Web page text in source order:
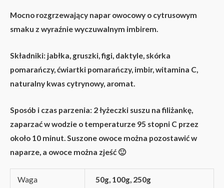
Mocno rozgrzewający napar owocowy o cytrusowym
smaku z wyraźnie wyczuwalnym imbirem.
Składniki: jabłka, gruszki, figi, daktyle, skórka
pomarańczy, ćwiartki pomarańczy, imbir, witamina C,
naturalny kwas cytrynowy, aromat.
Sposób i czas parzenia: 2 łyżeczki suszu na filiżankę,
zaparzać w wodzie o temperaturze 95 stopni C przez
około 10 minut. Suszone owoce można pozostawić w
naparze, a owoce można zjeść 🙂
Waga 50g, 100g, 250g